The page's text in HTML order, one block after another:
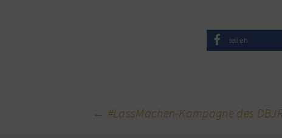
teilen
Beitragsnavigation
← #LassMachen-Kampagne des